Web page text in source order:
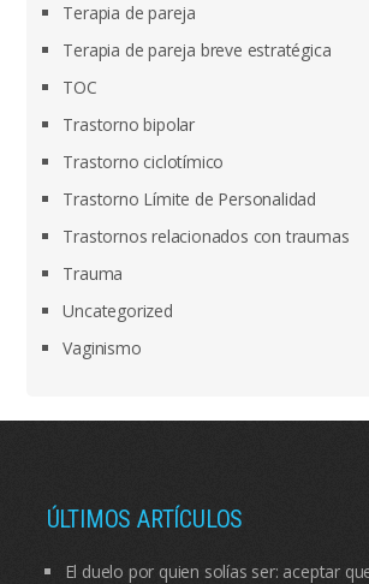
Terapia de pareja
Terapia de pareja breve estratégica
TOC
Trastorno bipolar
Trastorno ciclotímico
Trastorno Límite de Personalidad
Trastornos relacionados con traumas
Trauma
Uncategorized
Vaginismo
ÚLTIMOS ARTÍCULOS
El duelo por quien solías ser: aceptar